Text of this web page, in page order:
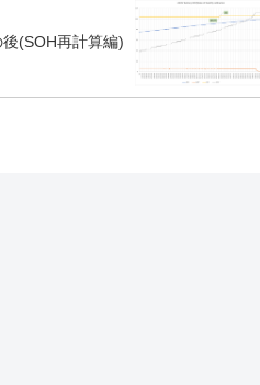
(SOH再計算編)